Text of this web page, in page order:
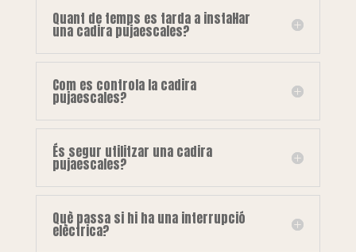
Quant de temps es tarda a instal·lar
una cadira pujaescales?
Com es controla la cadira
pujaescales?
És segur utilitzar una cadira
pujaescales?
Què passa si hi ha una interrupció
elèctrica?